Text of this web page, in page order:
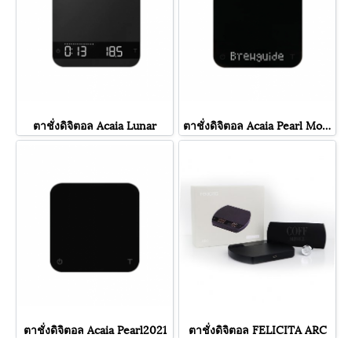
ตาชั่งดิจิตอล Acaia Lunar ตาชั่งดิจิตอล Acaia Pearl Model S
ตาชั่งดิจิตอล Acaia Pearl2021 ตาชั่งดิจิตอล FELICITA ARC